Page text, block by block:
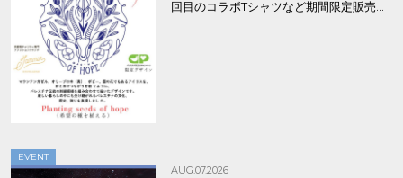
回目のコラボTシャツなど期間限定販売、
EVENT
AUG.07.2026